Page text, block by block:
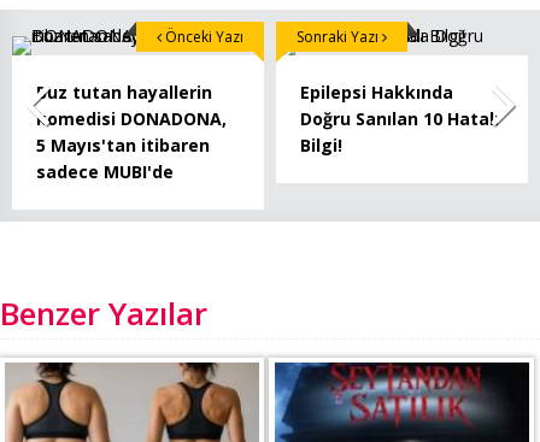
Buz tutan hayallerin
komedisi DONADONA,
5 Mayıs'tan itibaren
sadece MUBI'de
Önceki Yazı
Epilepsi Hakkında
Doğru Sanılan 10 Hatalı
Bilgi!
Sonraki Yazı
Benzer Yazılar